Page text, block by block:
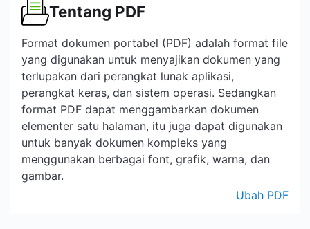
Tentang PDF
Format dokumen portabel (PDF) adalah format file
yang digunakan untuk menyajikan dokumen yang
terlupakan dari perangkat lunak aplikasi,
perangkat keras, dan sistem operasi. Sedangkan
format PDF dapat menggambarkan dokumen
elementer satu halaman, itu juga dapat digunakan
untuk banyak dokumen kompleks yang
menggunakan berbagai font, grafik, warna, dan
gambar.
Ubah PDF